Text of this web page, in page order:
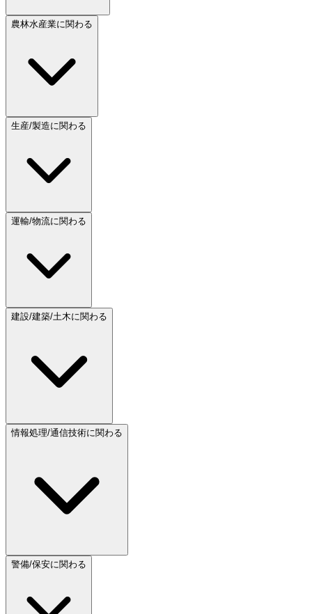
農林水産業に関わる
生産/製造に関わる
運輸/物流に関わる
建設/建築/土木に関わる
情報処理/通信技術に関わる
警備/保安に関わる